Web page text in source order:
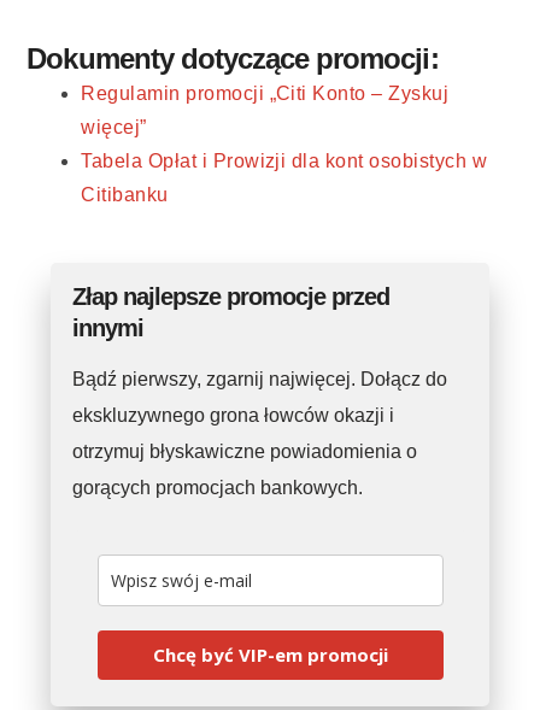
Dokumenty dotyczące promocji:
Regulamin promocji „Citi Konto – Zyskuj
więcej”
Tabela Opłat i Prowizji dla kont osobistych w
Citibanku
Złap najlepsze promocje przed
innymi
Bądź pierwszy, zgarnij najwięcej. Dołącz do
ekskluzywnego grona łowców okazji i
otrzymuj błyskawiczne powiadomienia o
gorących promocjach bankowych.
Chcę być VIP-em promocji